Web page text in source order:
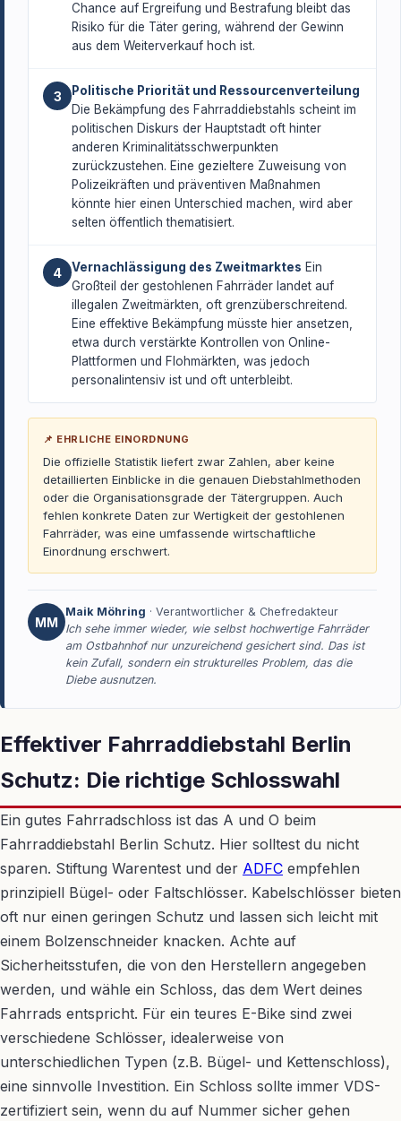
Chance auf Ergreifung und Bestrafung bleibt das
Risiko für die Täter gering, während der Gewinn
aus dem Weiterverkauf hoch ist.
3
Politische Priorität und Ressourcenverteilung
Die Bekämpfung des Fahrraddiebstahls scheint im
politischen Diskurs der Hauptstadt oft hinter
anderen Kriminalitätsschwerpunkten
zurückzustehen. Eine gezieltere Zuweisung von
Polizeikräften und präventiven Maßnahmen
könnte hier einen Unterschied machen, wird aber
selten öffentlich thematisiert.
4 Vernachlässigung des Zweitmarktes Ein
Großteil der gestohlenen Fahrräder landet auf
illegalen Zweitmärkten, oft grenzüberschreitend.
Eine effektive Bekämpfung müsste hier ansetzen,
etwa durch verstärkte Kontrollen von Online-
Plattformen und Flohmärkten, was jedoch
personalintensiv ist und oft unterbleibt.
📌 EHRLICHE EINORDNUNG
Die offizielle Statistik liefert zwar Zahlen, aber keine
detaillierten Einblicke in die genauen Diebstahlmethoden
oder die Organisationsgrade der Tätergruppen. Auch
fehlen konkrete Daten zur Wertigkeit der gestohlenen
Fahrräder, was eine umfassende wirtschaftliche
Einordnung erschwert.
MM
Maik Möhring · Verantwortlicher & Chefredakteur
Ich sehe immer wieder, wie selbst hochwertige Fahrräder
am Ostbahnhof nur unzureichend gesichert sind. Das ist
kein Zufall, sondern ein strukturelles Problem, das die
Diebe ausnutzen.
Effektiver Fahrraddiebstahl Berlin
Schutz: Die richtige Schlosswahl
Ein gutes Fahrradschloss ist das A und O beim
Fahrraddiebstahl Berlin Schutz. Hier solltest du nicht
sparen. Stiftung Warentest und der ADFC empfehlen
prinzipiell Bügel- oder Faltschlösser. Kabelschlösser bieten
oft nur einen geringen Schutz und lassen sich leicht mit
einem Bolzenschneider knacken. Achte auf
Sicherheitsstufen, die von den Herstellern angegeben
werden, und wähle ein Schloss, das dem Wert deines
Fahrrads entspricht. Für ein teures E-Bike sind zwei
verschiedene Schlösser, idealerweise von
unterschiedlichen Typen (z.B. Bügel- und Kettenschloss),
eine sinnvolle Investition. Ein Schloss sollte immer VDS-
zertifiziert sein, wenn du auf Nummer sicher gehen